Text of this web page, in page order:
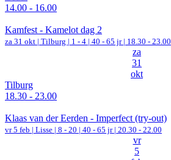
14.00 - 16.00
Kamfest - Kamelot dag 2
za 31 okt | Tilburg | 1 - 4 | 40 - 65 jr | 18.30 - 23.00
za
31
okt
Tilburg
18.30 - 23.00
Klaas van der Eerden - Imperfect (try-out)
vr 5 feb | Lisse | 8 - 20 | 40 - 65 jr | 20.30 - 22.00
vr
5